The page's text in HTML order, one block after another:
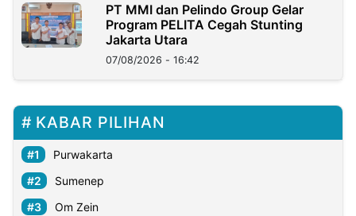
PT MMI dan Pelindo Group Gelar
Program PELITA Cegah Stunting
Jakarta Utara
07/08/2026 - 16:42
KABAR PILIHAN
Purwakarta
Sumenep
Om Zein